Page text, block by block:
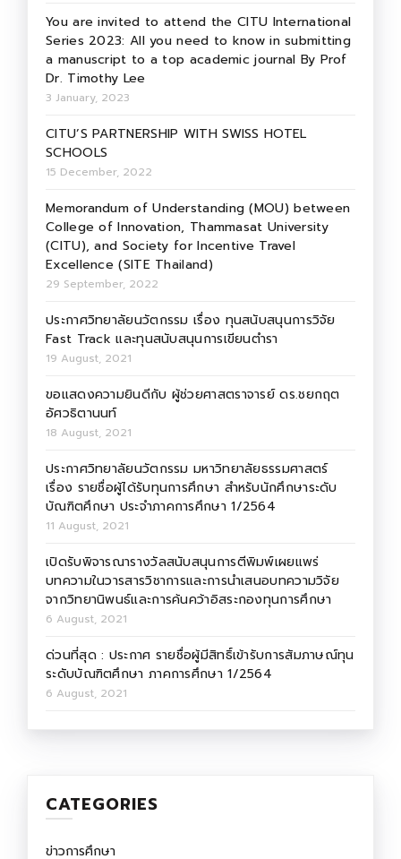
You are invited to attend the CITU International
Series 2023: All you need to know in submitting
a manuscript to a top academic journal By Prof
Dr. Timothy Lee
3 January, 2023
CITU’S PARTNERSHIP WITH SWISS HOTEL
SCHOOLS
15 December, 2022
Memorandum of Understanding (MOU) between
College of Innovation, Thammasat University
(CITU), and Society for Incentive Travel
Excellence (SITE Thailand)
29 September, 2022
ประกาศวิทยาลัยนวัตกรรม เรื่อง ทุนสนับสนุนการวิจัย
Fast Track และทุนสนับสนุนการเขียนตำรา
19 August, 2021
ขอแสดงความยินดีกับ ผู้ช่วยศาสตราจารย์ ดร.ชยกฤต
อัศวธิตานนท์
18 August, 2021
ประกาศวิทยาลัยนวัตกรรม มหาวิทยาลัยธรรมศาสตร์
เรื่อง รายชื่อผู้ได้รับทุนการศึกษา สำหรับนักศึกษาระดับ
บัณฑิตศึกษา ประจำภาคการศึกษา 1/2564
11 August, 2021
เปิดรับพิจารณารางวัลสนับสนุนการตีพิมพ์เผยแพร่
บทความในวารสารวิชาการและการนำเสนอบทความวิจัย
จากวิทยานิพนธ์และการค้นคว้าอิสระกองทุนการศึกษา
6 August, 2021
ด่วนที่สุด : ประกาศ รายชื่อผู้มีสิทธิ์เข้ารับการสัมภาษณ์ทุน
ระดับบัณฑิตศึกษา ภาคการศึกษา 1/2564
6 August, 2021
CATEGORIES
ข่าวการศึกษา